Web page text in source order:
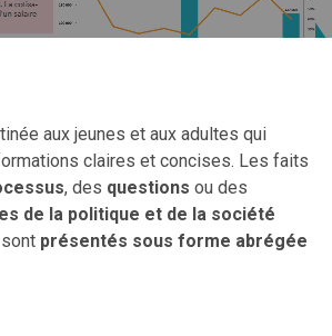
aux jeunes et aux adultes qui
claires et concises. Les faits
, des questions ou des
de la politique et de la société
présentés sous forme abrégée